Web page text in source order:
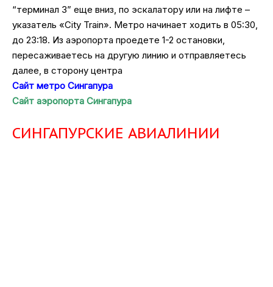
“терминал 3” еще вниз, по эскалатору или на лифте –
указатель «City Train». Метро начинает ходить в 05:30,
до 23:18. Из аэропорта проедете 1-2 остановки,
пересаживаетесь на другую линию и отправляетесь
далее, в сторону центра
Сайт метро Сингапура
Сайт аэропорта Сингапура
СИНГАПУРСКИЕ АВИАЛИНИИ